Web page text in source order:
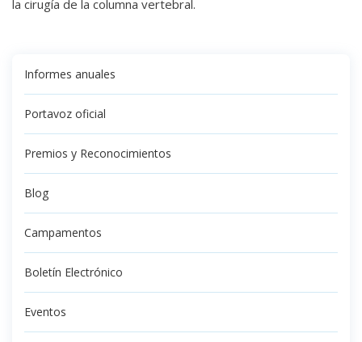
la cirugía de la columna vertebral.
Informes anuales
Portavoz oficial
Premios y Reconocimientos
Blog
Campamentos
Boletín Electrónico
Eventos